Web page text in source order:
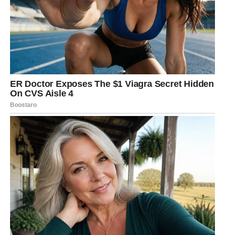
LAV – Povratak snage i
samopouzdanja
Lavovima se u narednim danima vraća ono što im je dugo
nedostajalo – vera u sebe. Ciganska energija pokazuje da
ste bili jači nego što ste mislili, ali sada to konačno
shvatate.
U ljubavi, Lavovi ponovo sijaju. Ako ste u vezi, odnos se
puni strašću i ponosom. Slobodni Lavovi privlače poglede
gde god da se pojave, ali sudbina vam savetuje da birate
srcem, ne egom. Prava ljubav dolazi onda kada se ne
dokazujete.
DEVICA – Red se uspostavlja u
haosu